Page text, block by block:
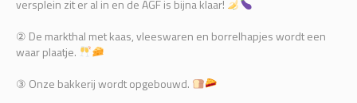
versplein zit er al in en de AGF is bijna klaar!
② De markthal met kaas, vleeswaren en borrelhapjes wordt een
waar plaatje.
③ Onze bakkerij wordt opgebouwd.